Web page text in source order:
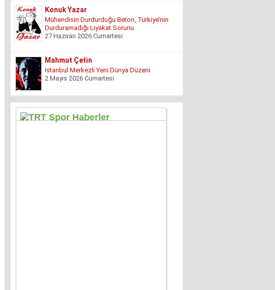
Konuk Yazar
Mühendisin Durdurduğu Beton, Türkiye’nin
Durduramadığı Liyakat Sorunu
27 Haziran 2026 Cumartesi
Mahmut Çetin
İstanbul Merkezli Yeni Dünya Düzeni
2 Mayıs 2026 Cumartesi
Muhterem Turan
Eskişehir’de Görünmeyen Hayır Kapısı